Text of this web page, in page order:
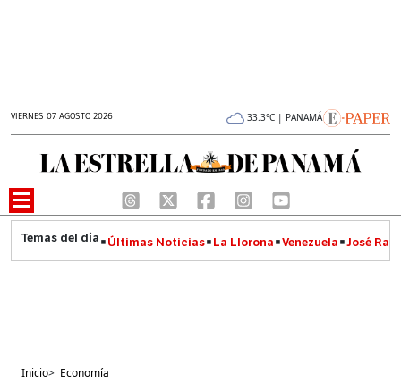
VIERNES 07 AGOSTO 2026 33.3°C | PANAMÁ
Últimas Noticias La Llorona Venezuela José
Inicio> Economía